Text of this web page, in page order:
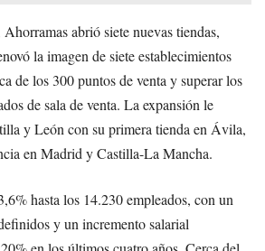
abrió siete nuevas tiendas,
la imagen de siete establecimientos
de los 300 puntos de venta y superar los
de sala de venta. La expansión le
y León con su primera tienda en Ávila,
en Madrid y Castilla-La Mancha.
hasta los 14.230 empleados, con un
y un incremento salarial